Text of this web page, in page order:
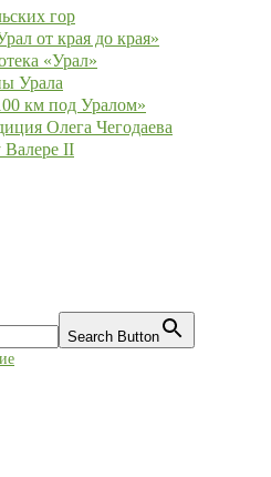
гор
от края до края»
«Урал»
Урала
км под Уралом»
Олега Чегодаева
II
Search Button